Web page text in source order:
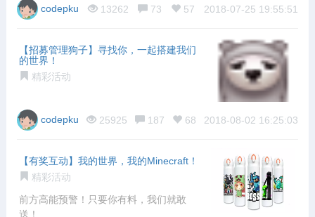
codepku 13262 73 57 2018-07-25 19:55:51
【招募管理狗子】寻找你，一起搭建我们
的世界！
精彩活动
codepku 25925 187 68 2018-08-02 16:25:03
【有奖互动】我的世界，我的Minecraft！
精彩活动
前方高能预警！只要你有料，我们就敢
送！